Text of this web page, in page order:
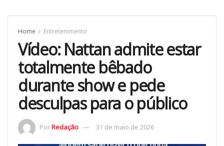
Home Entretenimento
Vídeo: Nattan admite estar
totalmente bêbado
durante show e pede
desculpas para o público
PorRedação 31 de maio de 2026